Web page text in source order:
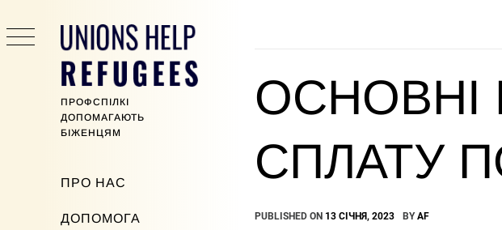
ПРОФСПІЛКІ
ДОПОМАГАЮТЬ
БІЖЕНЦЯМ
ПРО НАС
ДОПОМОГА
to
content
ОСНОВНІ
СПЛАТУ
PUBLISHED ON 13 СІЧНЯ, 2023 BYAF